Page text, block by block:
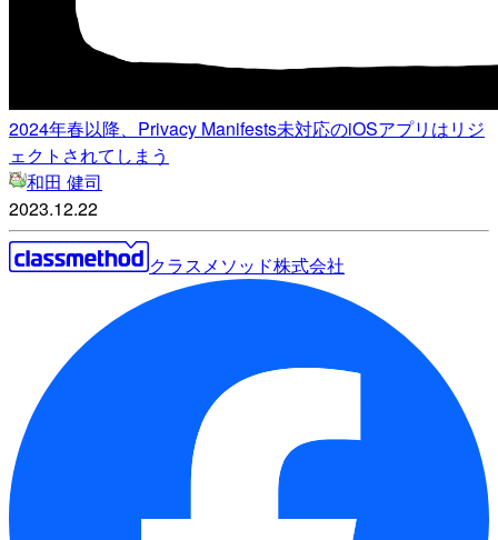
2024年春以降、Privacy Manifests未対応のiOSアプリはリジ
ェクトされてしまう
和田 健司
2023.12.22
クラスメソッド株式会社